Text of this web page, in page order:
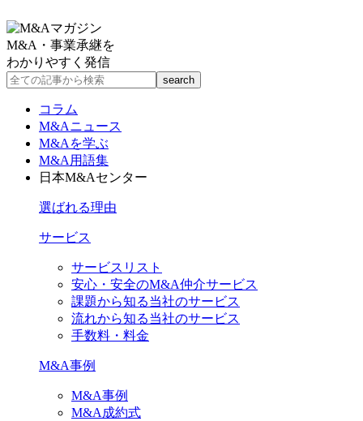
M&A・事業承継を
わかりやすく発信
コラム
M&Aニュース
M&Aを学ぶ
M&A用語集
日本M&Aセンター
選ばれる理由
サービス
サービスリスト
安心・安全のM&A仲介サービス
課題から知る当社のサービス
流れから知る当社のサービス
手数料・料金
M&A事例
M&A事例
M&A成約式